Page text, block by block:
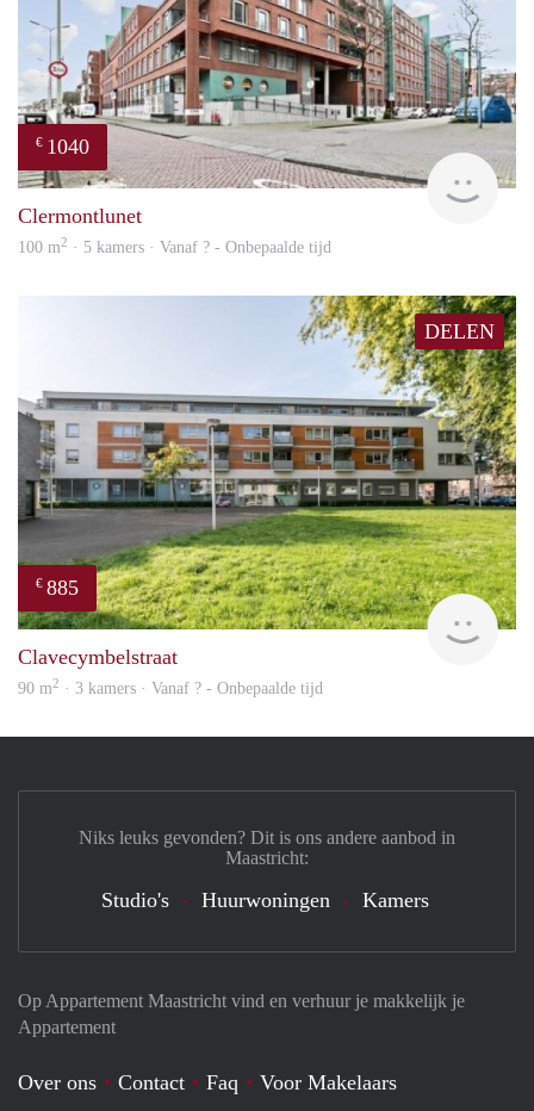
€ 1040
Clermontlunet
100 m2 · 5 kamers · Vanaf ? - Onbepaalde tijd
DELEN
€ 885
Clavecymbelstraat
90 m2 · 3 kamers · Vanaf ? - Onbepaalde tijd
Op Appartement Maastricht vind en verhuur je makkelijk je
Appartement
Over ons Contact Faq Voor Makelaars
Niks leuks gevonden? Dit is ons andere aanbod in
Maastricht:
Studio's Huurwoningen Kamers